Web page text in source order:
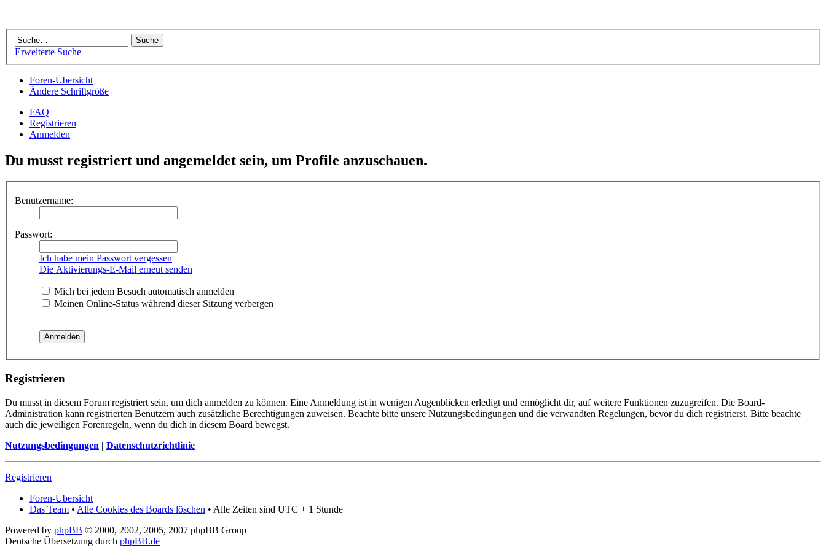
Erweiterte Suche
Foren-Übersicht
Ändere Schriftgröße
FAQ
Registrieren
Anmelden
Du musst registriert und angemeldet sein, um Profile anzuschauen.
Benutzername:
Passwort:
Ich habe mein Passwort vergessen
Die Aktivierungs-E-Mail erneut senden
Mich bei jedem Besuch automatisch anmelden
Meinen Online-Status während dieser Sitzung verbergen
Registrieren
Du musst in diesem Forum registriert sein, um dich anmelden zu können. Eine Anmeldung ist in wenigen Augenblicken erledigt und ermöglicht dir, auf weitere Funktionen zuzugreifen. Die Board-
Administration kann registrierten Benutzern auch zusätzliche Berechtigungen zuweisen. Beachte bitte unsere Nutzungsbedingungen und die verwandten Regelungen, bevor du dich registrierst. Bitte beachte
auch die jeweiligen Forenregeln, wenn du dich in diesem Board bewegst.
Nutzungsbedingungen | Datenschutzrichtlinie
Registrieren
Foren-Übersicht
Das Team • Alle Cookies des Boards löschen • Alle Zeiten sind UTC + 1 Stunde
Powered by phpBB © 2000, 2002, 2005, 2007 phpBB Group
Deutsche Übersetzung durch phpBB.de